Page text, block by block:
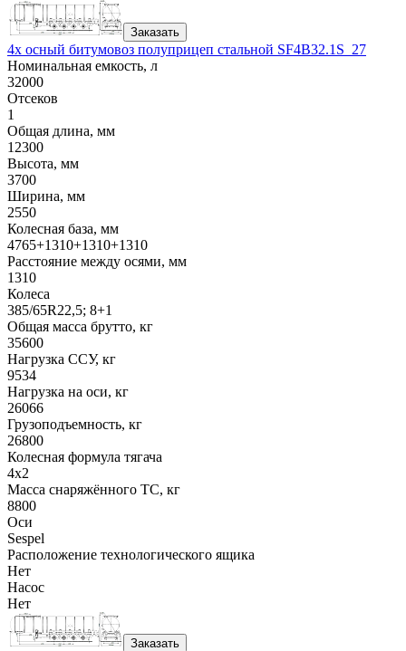
Заказать
4х осный битумовоз полуприцеп стальной SF4B32.1S_27
Номинальная емкость, л
32000
Отсеков
1
Общая длина, мм
12300
Высота, мм
3700
Ширина, мм
2550
Колесная база, мм
4765+1310+1310+1310
Расстояние между осями, мм
1310
Колеса
385/65R22,5; 8+1
Общая масса брутто, кг
35600
Нагрузка ССУ, кг
9534
Нагрузка на оси, кг
26066
Грузоподъемность, кг
26800
Колесная формула тягача
4x2
Масса снаряжённого ТС, кг
8800
Оси
Sespel
Расположение технологического ящика
Нет
Насос
Нет
Заказать